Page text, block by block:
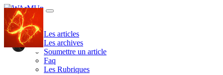
Site
Les articles
Les archives
Soumettre un article
Faq
Les Rubriques